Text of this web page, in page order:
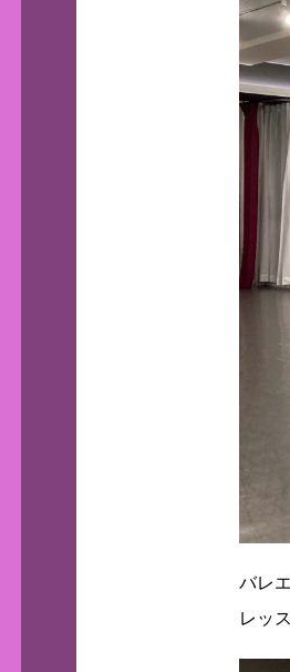
バレ
レッ